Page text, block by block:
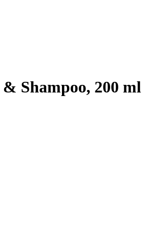
Shampoo, 200 ml